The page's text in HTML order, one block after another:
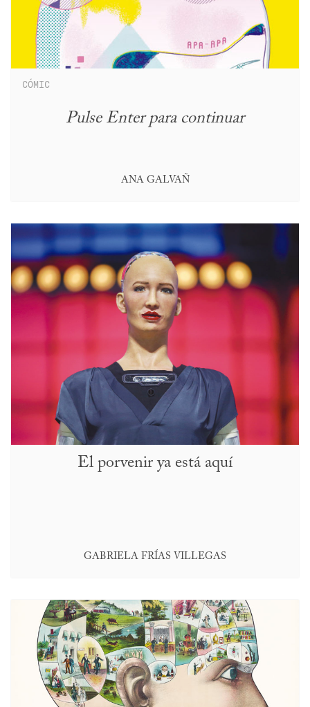
CÓMIC
Pulse Enter para continuar
ANA GALVAÑ
El porvenir ya está aquí
GABRIELA FRÍAS VILLEGAS